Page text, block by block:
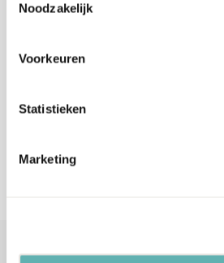
Noodzakelijk
Voorkeuren
Statistieken
Marketing
Verzendkosten Nederland:
verzonden.
Onder dit tarief rekenen wij €5,99
Let op, Digitale Cadeaubonnen worden
totaal voor gratis verzending. Deze
Verzendkosten België en Duitsland: